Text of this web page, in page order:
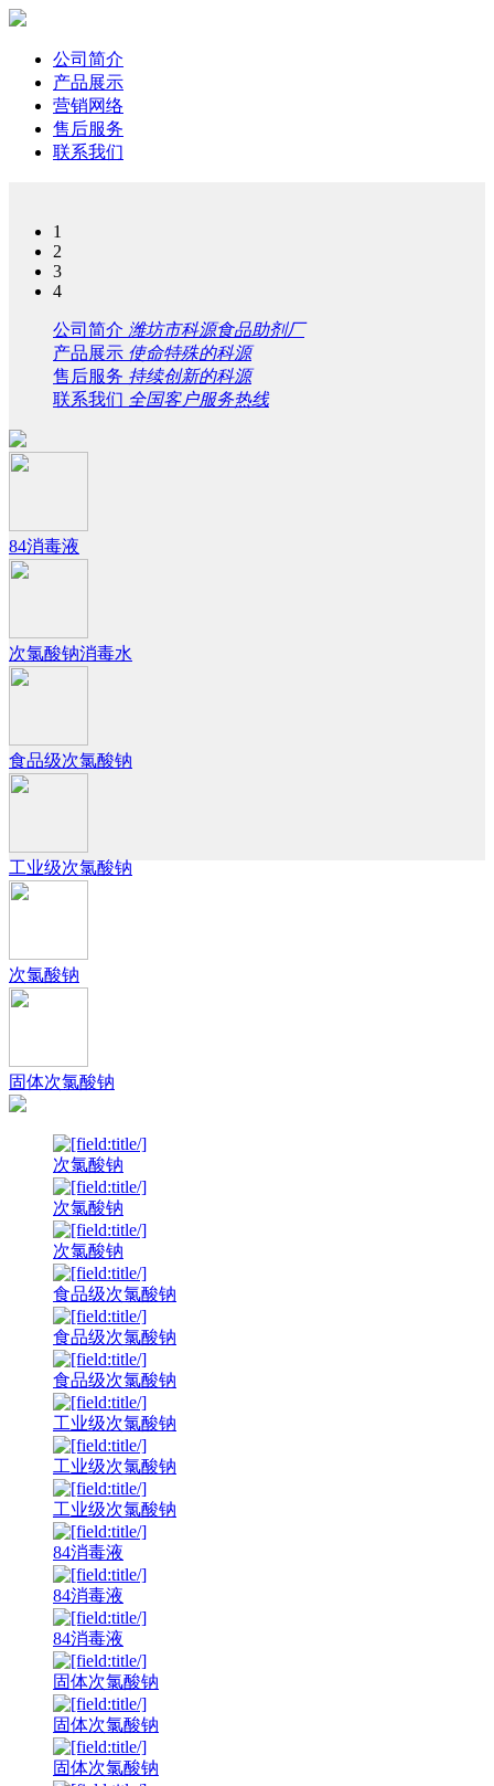
公司简介
产品展示
营销网络
售后服务
联系我们
1
2
3
4
公司简介 潍坊市科源食品助剂厂
产品展示 使命特殊的科源
售后服务 持续创新的科源
联系我们 全国客户服务热线
84消毒液
次氯酸钠消毒水
食品级次氯酸钠
工业级次氯酸钠
次氯酸钠
固体次氯酸钠
次氯酸钠
次氯酸钠
次氯酸钠
食品级次氯酸钠
食品级次氯酸钠
食品级次氯酸钠
工业级次氯酸钠
工业级次氯酸钠
工业级次氯酸钠
84消毒液
84消毒液
84消毒液
固体次氯酸钠
固体次氯酸钠
固体次氯酸钠